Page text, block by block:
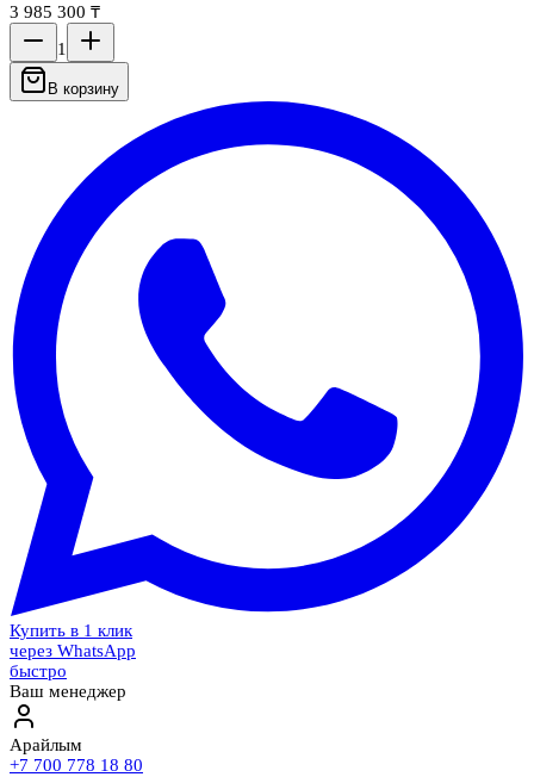
3 985 300 ₸
1
В корзину
Купить в 1 клик
через WhatsApp
быстро
Ваш менеджер
Арайлым
+7 700 778 18 80